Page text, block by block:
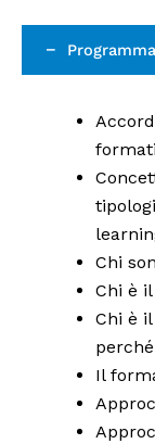
Programma
Chi
Chi è
Chi è
Il